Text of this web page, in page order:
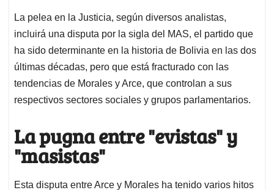
La pelea en la Justicia, según diversos analistas,
incluirá una disputa por la sigla del MAS, el partido que
ha sido determinante en la historia de Bolivia en las dos
últimas décadas, pero que está fracturado con las
tendencias de Morales y Arce, que controlan a sus
respectivos sectores sociales y grupos parlamentarios.
La pugna entre "evistas" y
"masistas"
Esta disputa entre Arce y Morales ha tenido varios hitos